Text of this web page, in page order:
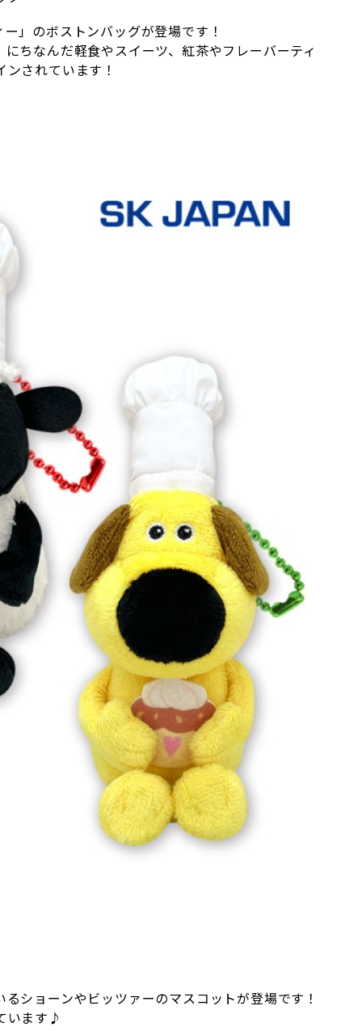
」のボストンバッグが登場です！
ちなんだ軽食やスイーツ、紅茶やフレーバーティ
されています！
ショーンやビッツァーのマスコットが登場です！
います♪